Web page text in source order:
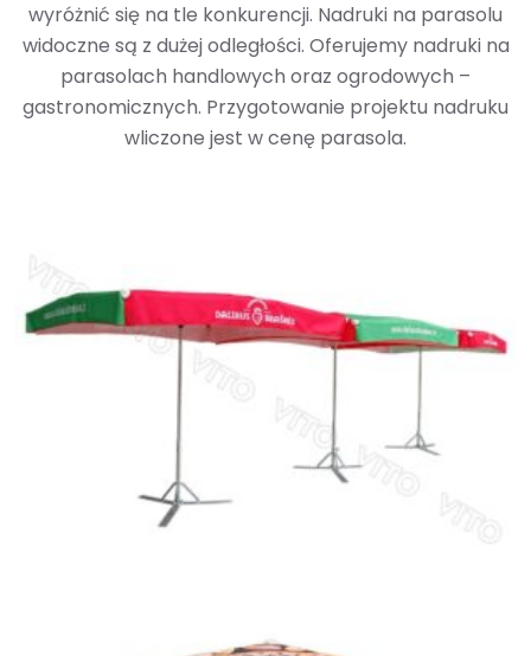
wyróżnić się na tle konkurencji. Nadruki na parasolu
widoczne są z dużej odległości. Oferujemy nadruki na
parasolach handlowych oraz ogrodowych –
gastronomicznych. Przygotowanie projektu nadruku
wliczone jest w cenę parasola.